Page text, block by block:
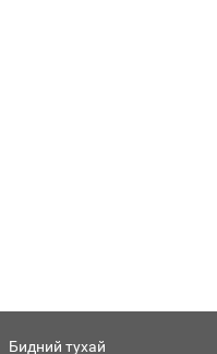
Бидний тухай